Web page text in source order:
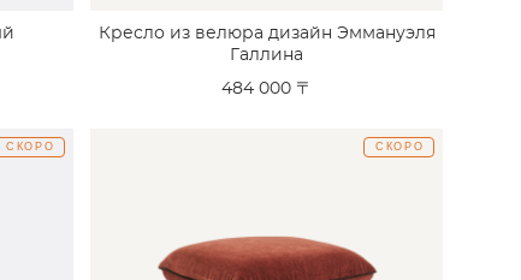
Кресло из велюра дизайн Эммануэля
Галлина
484 000 〒
СКОРО СКОРО